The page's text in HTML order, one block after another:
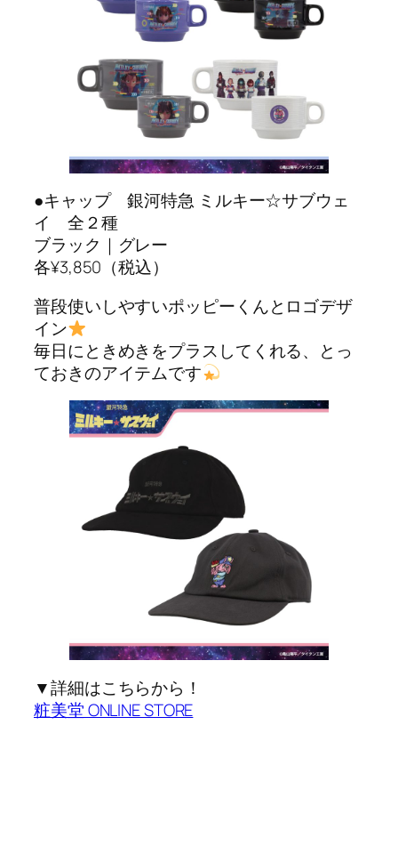
●キャップ 銀河特急 ミルキー☆サブウェ
イ 全２種
ブラック｜グレー
各¥3,850（税込）
普段使いしやすいポッピーくんとロゴデザ
イン
毎日にときめきをプラスしてくれる、とっ
ておきのアイテムです
▼詳細はこちらから！
粧美堂 ONLINE STORE